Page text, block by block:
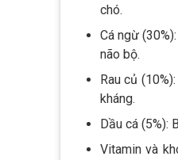
chó.
Cá ngừ
não bộ.
Rau củ
kháng.
Dầu cá (5%):
Vitamin và